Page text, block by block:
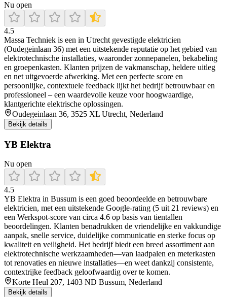
Nu open
4.5
Massa Techniek is een in Utrecht gevestigde elektricien
(Oudegeinlaan 36) met een uitstekende reputatie op het gebied van
elektrotechnische installaties, waaronder zonnepanelen, bekabeling
en groepenkasten. Klanten prijzen de vakmanschap, heldere uitleg
en net uitgevoerde afwerking. Met een perfecte score en
persoonlijke, contextuele feedback lijkt het bedrijf betrouwbaar en
professioneel – een waardevolle keuze voor hoogwaardige,
klantgerichte elektrische oplossingen.
Oudegeinlaan 36, 3525 XL Utrecht, Nederland
Bekijk details
YB Elektra
Nu open
4.5
YB Elektra in Bussum is een goed beoordeelde en betrouwbare
elektricien, met een uitstekende Google‑rating (5 uit 21 reviews) en
een Werkspot‑score van circa 4.6 op basis van tientallen
beoordelingen. Klanten benadrukken de vriendelijke en vakkundige
aanpak, snelle service, duidelijke communicatie en sterke focus op
kwaliteit en veiligheid. Het bedrijf biedt een breed assortiment aan
elektrotechnische werkzaamheden—van laadpalen en meterkasten
tot renovaties en nieuwe installaties—en weet dankzij consistente,
contextrijke feedback geloofwaardig over te komen.
Korte Heul 207, 1403 ND Bussum, Nederland
Bekijk details